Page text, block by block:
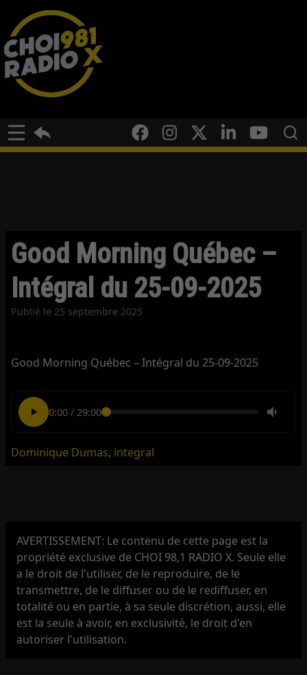
Good Morning Québec –
Intégral du 25-09-2025
Publié le 25 septembre 2025
Good Morning Québec – Intégral du 25-09-2025
0:00/ 29:00
Dominique Dumas, integral
AVERTISSEMENT: Le contenu de cette page est la
propriété exclusive de CHOI 98,1 RADIO X. Seule elle
a le droit de l'utiliser, de le reproduire, de le
transmettre, de le diffuser ou de le rediffuser, en
totalité ou en partie, à sa seule discrétion, aussi, elle
est la seule à avoir, en exclusivité, le droit d'en
autoriser l'utilisation.